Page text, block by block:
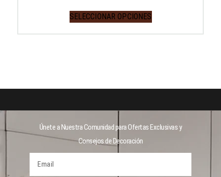
SELECCIONAR OPCIONES
Únete a Nuestra Comunidad para Ofertas Exclusivas y
Consejos de Decoración